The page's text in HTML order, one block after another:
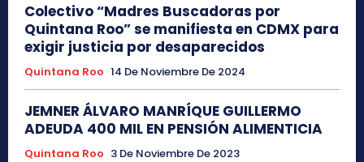
Colectivo “Madres Buscadoras por
Quintana Roo” se manifiesta en CDMX para
exigir justicia por desaparecidos
Quintana Roo 14 De Noviembre De 2024
JEMNER ÁLVARO MANRÍQUE GUILLERMO
ADEUDA 400 MIL EN PENSIÓN ALIMENTICIA
Quintana Roo 3 De Noviembre De 2023